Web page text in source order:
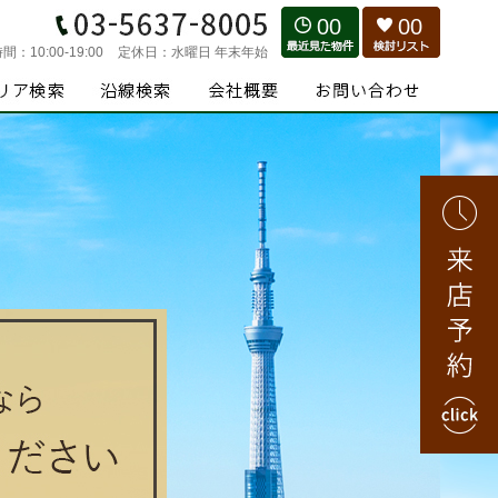
： 10:00-19:00 定休日： 水曜日 年末年始
00 00